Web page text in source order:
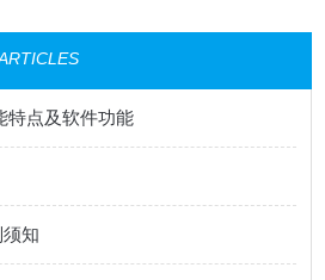
特点及软件功能
知